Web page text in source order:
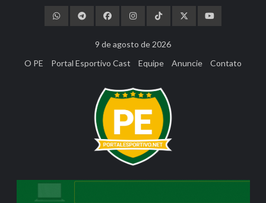
9 de agosto de 2026
O PE
Portal Esportivo Cast Equipe Anuncie Contato